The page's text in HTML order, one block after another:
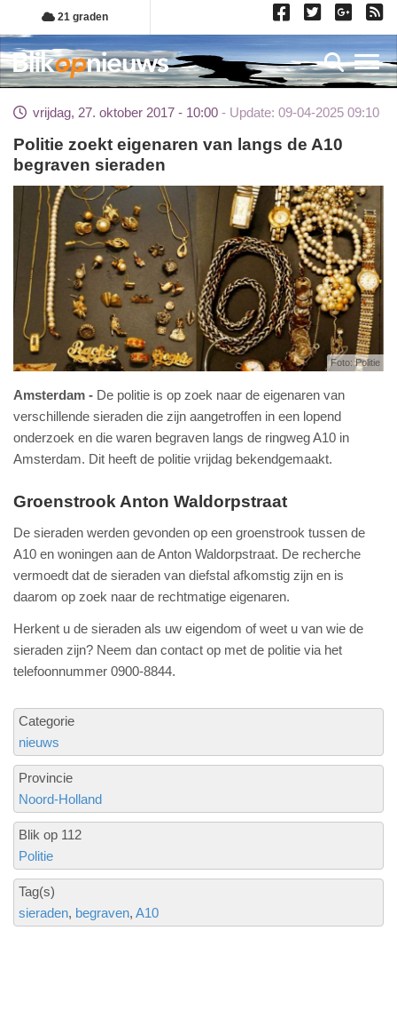
Overslaan
en
naar
de
gaan
21 graden
vrijdag, 27. oktober 2017 - 10:00 Update: 09-04-2025 09:10
Politie zoekt eigenaren van langs de A10
begraven sieraden
Foto: Politie
Amsterdam
De politie is op zoek naar de eigenaren van
verschillende sieraden die zijn aangetroffen in een lopend
onderzoek en die waren begraven langs de ringweg A10 in
Amsterdam. Dit heeft de politie vrijdag bekendgemaakt.
Groenstrook Anton Waldorpstraat
De sieraden werden gevonden op een groenstrook tussen de
A10 en woningen aan de Anton Waldorpstraat. De recherche
vermoedt dat de sieraden van diefstal afkomstig zijn en is
daarom op zoek naar de rechtmatige eigenaren.
Herkent u de sieraden als uw eigendom of weet u van wie de
sieraden zijn? Neem dan contact op met de politie via het
telefoonnummer 0900-8844.
Categorie
nieuws
Provincie
Noord-Holland
Blik op 112
Politie
Tag(s)
sieraden begraven A10